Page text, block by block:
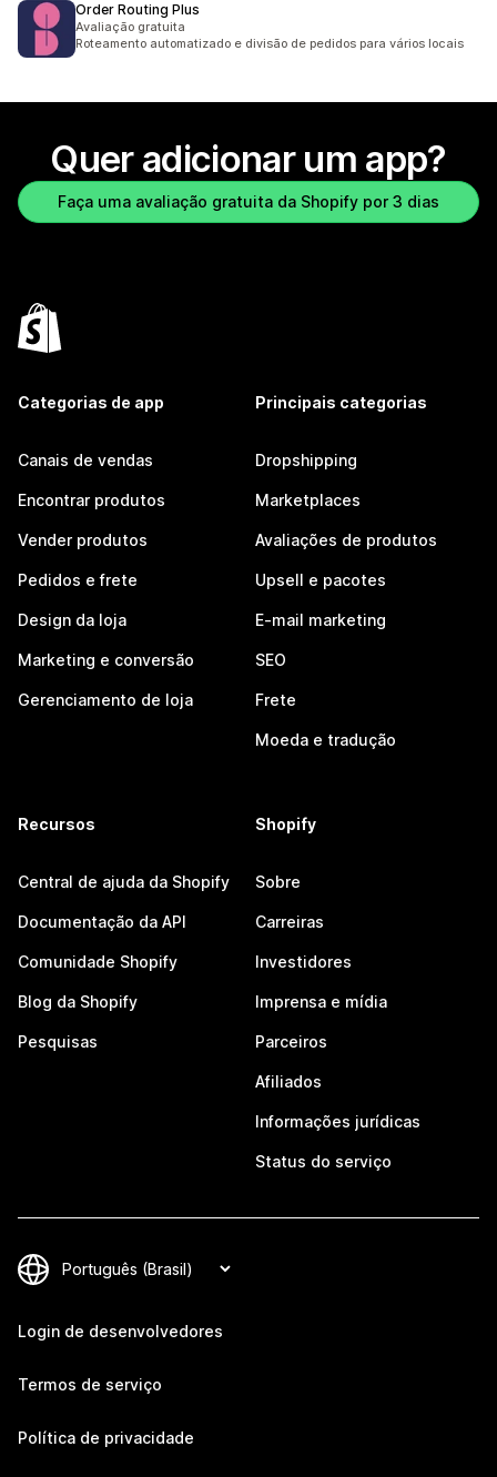
Order Routing Plus
Avaliação gratuita
Roteamento automatizado e divisão de pedidos para vários locais
Quer adicionar um app?
Faça uma avaliação gratuita da Shopify por 3 dias
Categorias de app
Canais de vendas
Encontrar produtos
Vender produtos
Pedidos e frete
Design da loja
Marketing e conversão
Gerenciamento de loja
Principais categorias
Dropshipping
Marketplaces
Avaliações de produtos
Upsell e pacotes
E-mail marketing
SEO
Frete
Moeda e tradução
Recursos
Central de ajuda da Shopify
Documentação da API
Comunidade Shopify
Blog da Shopify
Pesquisas
Shopify
Sobre
Carreiras
Investidores
Imprensa e mídia
Parceiros
Afiliados
Informações jurídicas
Status do serviço
Login de desenvolvedores
Termos de serviço
Política de privacidade